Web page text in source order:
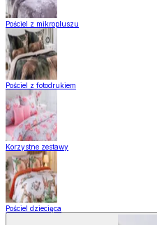
Pościel z mikropluszu
Pościel z fotodrukiem
Korzystne zestawy
Pościel dziecięca